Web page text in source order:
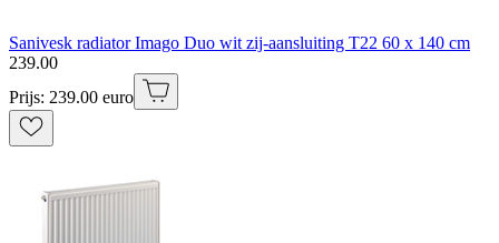
Sanivesk radiator Imago Duo wit zij-aansluiting T22 60 x 140 cm
239.00
Prijs: 239.00 euro